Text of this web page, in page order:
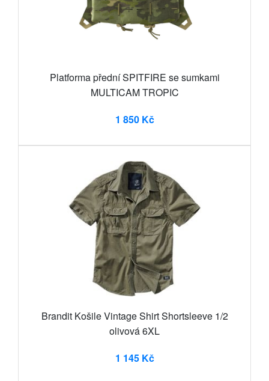
Platforma přední SPITFIRE se sumkami
MULTICAM TROPIC
1 850 Kč
Brandit Košile Vintage Shirt Shortsleeve 1/2
olivová 6XL
1 145 Kč